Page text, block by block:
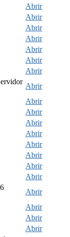
Abrir
Abrir
Abrir
Abrir
Abrir
Abrir
Abrir
Abrir
Abrir
Abrir
Abrir
Abrir
Abrir
Abrir
Abrir
Abrir
Abrir
Abrir
Abrir
Abrir